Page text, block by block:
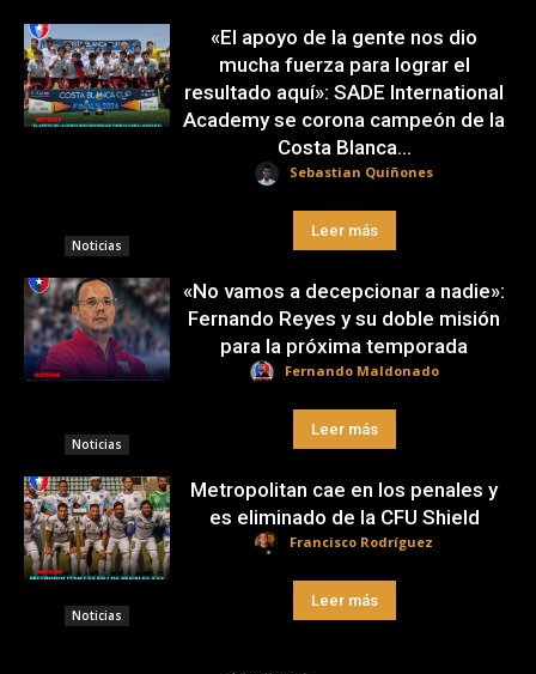
Noticias
«El apoyo de la gente nos dio
mucha fuerza para lograr el
resultado aquí»: SADE International
Academy se corona campeón de la
Costa Blanca...
Sebastian Quiñones
Leer más
Noticias
«No vamos a decepcionar a nadie»:
Fernando Reyes y su doble misión
para la próxima temporada
Fernando Maldonado
Leer más
Noticias
Metropolitan cae en los penales y
es eliminado de la CFU Shield
Francisco Rodríguez
Leer más